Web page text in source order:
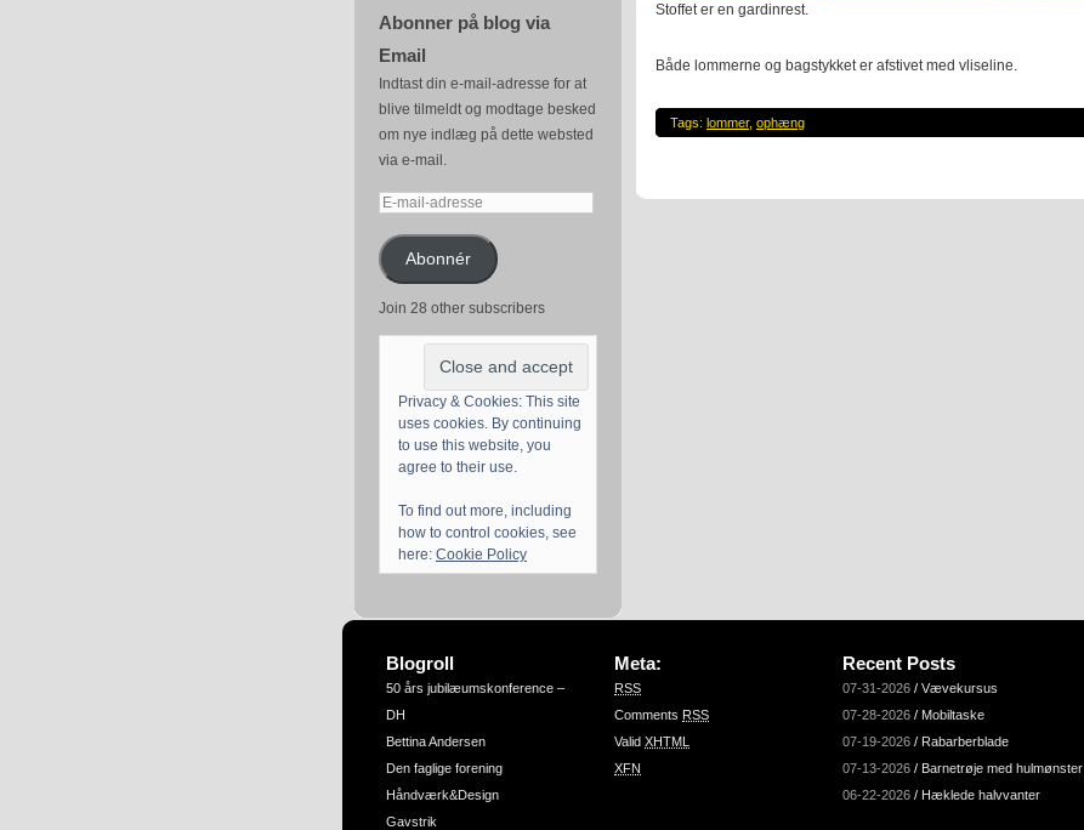
Abonner på blog via
Email
Indtast din e-mail-adresse for at
blive tilmeldt og modtage besked
om nye indlæg på dette websted
via e-mail.
E-
adresseAbonnér
Join 28 other subscribers
Privacy & Cookies: This site
uses cookies. By continuing
to use this website, you
agree to their use.
To find out more, including
how to control cookies, see
here: Cookie Policy
Stoffet er en gardinrest.
Både lommerne og bagstykket er afstivet med vliseline.
Tags: lommer, ophæng
Blogroll
50 års jubilæumskonference –
DH
Bettina Andersen
Den faglige forening
Håndværk&Design
Gavstrik
Meta:
RSS
Comments RSS
Valid XHTML
XFN
Recent Posts
07-31-2026 / Vævekursus
07-28-2026 / Mobiltaske
07-19-2026 / Rabarberblade
07-13-2026 / Barnetrøje med hulmønster
06-22-2026 / Hæklede halvvanter